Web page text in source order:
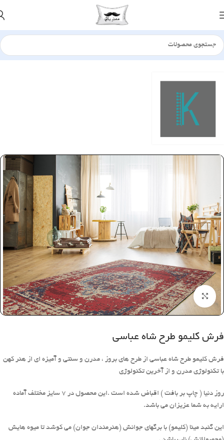
خانه فرش - گلیم کلیمو
بزرگنمایی تصویر
فرش کلیمو طرح شاه عباسی
فرش کلیمو طرح شاه عباسی از طرح های بروز ، مدرن و سنتی و آمیزه ای از هنر کهن
با تکنولوژی مدرن و از آخرین تکنولوژی
روز دنیا ( چاپ بر بافت ) اقباض شده است .این محصول در 7 سایز مختلف آماده
ارایه به شما عزیزان می باشد.
این گنبد مینا (کلیمو) با برگهای جوانش (هنرمندان جوان) می کوشد تا میوه هایش